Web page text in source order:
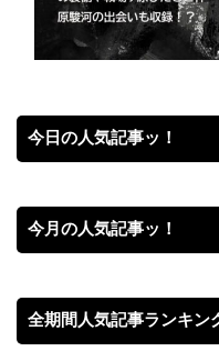
今日の人気記事ッ！
今月の人気記事ッ！
全期間人気記事ランキン